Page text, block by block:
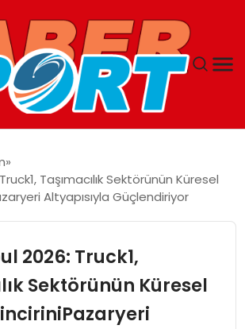
Taşımacılık Sektörünün Küresel
Altyapısıyla Güçlendiriyor
2026: Truck1,
Sektörünün Küresel